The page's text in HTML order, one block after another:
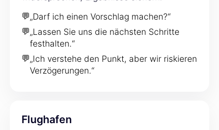
💬„Darf ich einen Vorschlag machen?“
💬„Lassen Sie uns die nächsten Schritte
festhalten.“
💬„Ich verstehe den Punkt, aber wir riskieren
Verzögerungen.“
Flughafen